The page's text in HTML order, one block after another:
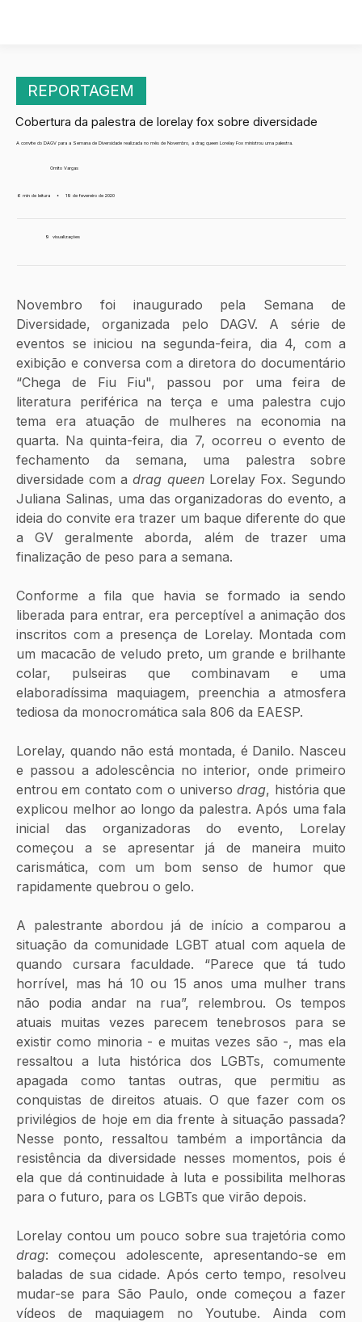
REPORTAGEM
Cobertura da palestra de lorelay fox sobre diversidade
A convite do DAGV para a Semana de Diversidade realizada no mês de Novembro, a drag queen Lorelay Fox ministrou uma palestra.
Ornito Vargas
6 min de leitura • 19 de fevereiro de 2020
9 visualizações
Novembro foi inaugurado pela Semana de
Diversidade, organizada pelo DAGV. A série de
eventos se iniciou na segunda-feira, dia 4, com a
exibição e conversa com a diretora do documentário
“Chega de Fiu Fiu", passou por uma feira de
literatura periférica na terça e uma palestra cujo
tema era atuação de mulheres na economia na
quarta. Na quinta-feira, dia 7, ocorreu o evento de
fechamento da semana, uma palestra sobre
diversidade com a drag queen Lorelay Fox. Segundo
Juliana Salinas, uma das organizadoras do evento, a
ideia do convite era trazer um baque diferente do que
a GV geralmente aborda, além de trazer uma
finalização de peso para a semana.
Conforme a fila que havia se formado ia sendo
liberada para entrar, era perceptível a animação dos
inscritos com a presença de Lorelay. Montada com
um macacão de veludo preto, um grande e brilhante
colar, pulseiras que combinavam e uma
elaboradíssima maquiagem, preenchia a atmosfera
tediosa da monocromática sala 806 da EAESP.
Lorelay, quando não está montada, é Danilo. Nasceu
e passou a adolescência no interior, onde primeiro
entrou em contato com o universo drag, história que
explicou melhor ao longo da palestra. Após uma fala
inicial das organizadoras do evento, Lorelay
começou a se apresentar já de maneira muito
carismática, com um bom senso de humor que
rapidamente quebrou o gelo.
A palestrante abordou já de início a comparou a
situação da comunidade LGBT atual com aquela de
quando cursara faculdade. “Parece que tá tudo
horrível, mas há 10 ou 15 anos uma mulher trans
não podia andar na rua”, relembrou. Os tempos
atuais muitas vezes parecem tenebrosos para se
existir como minoria - e muitas vezes são -, mas ela
ressaltou a luta histórica dos LGBTs, comumente
apagada como tantas outras, que permitiu as
conquistas de direitos atuais. O que fazer com os
privilégios de hoje em dia frente à situação passada?
Nesse ponto, ressaltou também a importância da
resistência da diversidade nesses momentos, pois é
ela que dá continuidade à luta e possibilita melhoras
para o futuro, para os LGBTs que virão depois.
drag: começou adolescente, apresentando-se em
baladas de sua cidade. Após certo tempo, resolveu
mudar-se para São Paulo, onde começou a fazer
vídeos de maquiagem no Youtube. Ainda com